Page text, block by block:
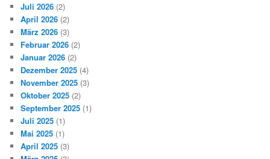
Juli 2026 (2)
April 2026 (2)
März 2026 (3)
Februar 2026 (2)
Januar 2026 (2)
Dezember 2025 (4)
November 2025 (3)
Oktober 2025 (2)
September 2025 (1)
Juli 2025 (1)
Mai 2025 (1)
April 2025 (3)